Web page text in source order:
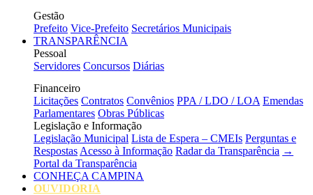
Gestão
Prefeito Vice-Prefeito Secretários Municipais
TRANSPARÊNCIA
Pessoal
Servidores Concursos Diárias
Financeiro
Licitações Contratos Convênios PPA / LDO / LOA Emendas
Parlamentares Obras Públicas
Legislação e Informação
Legislação Municipal Lista de Espera – CMEIs Perguntas e
Respostas Acesso à Informação Radar da Transparência →
Portal da Transparência
CONHEÇA CAMPINA
OUVIDORIA